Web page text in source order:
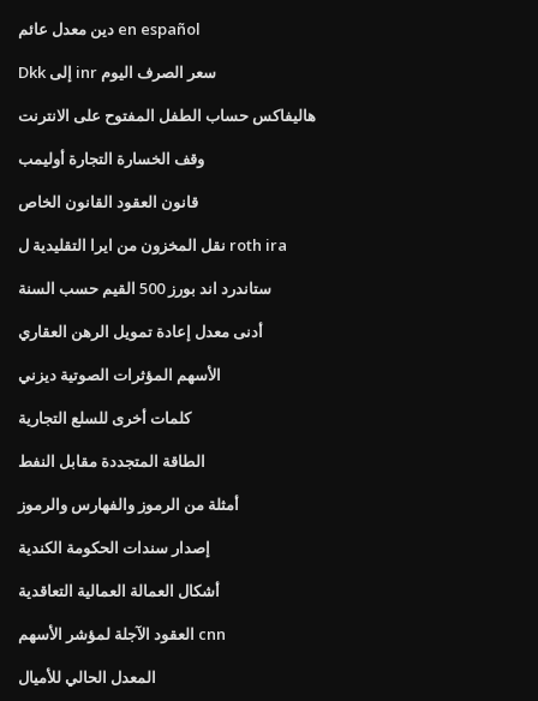
دين معدل عائم en español
Dkk إلى inr سعر الصرف اليوم
هاليفاكس حساب الطفل المفتوح على الانترنت
وقف الخسارة التجارة أوليمب
قانون العقود القانون الخاص
نقل المخزون من ايرا التقليدية ل roth ira
ستاندرد اند بورز 500 القيم حسب السنة
أدنى معدل إعادة تمويل الرهن العقاري
الأسهم المؤثرات الصوتية ديزني
كلمات أخرى للسلع التجارية
الطاقة المتجددة مقابل النفط
أمثلة من الرموز والفهارس والرموز
إصدار سندات الحكومة الكندية
أشكال العمالة العمالية التعاقدية
العقود الآجلة لمؤشر الأسهم cnn
المعدل الحالي للأميال